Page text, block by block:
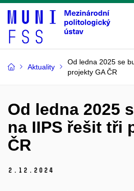
Aktuality
Od ledna 2025 se
projekty GA ČR
Od ledna 2025
na IIPS řešit tři
ČR
2. 12. 2024